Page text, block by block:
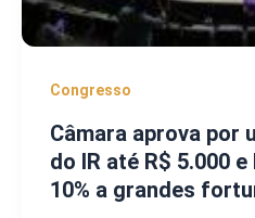
Congresso
Câmara aprova por
do IR até R$ 5.000
10% a grandes